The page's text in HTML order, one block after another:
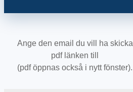
Ange den email du vill ha skicka
pdf länken till
(pdf öppnas också i nytt fönster).